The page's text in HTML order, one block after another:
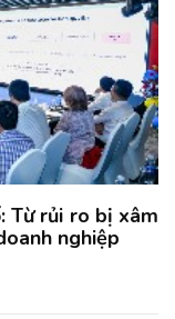
Từ rủi ro bị xâm
nghiệp